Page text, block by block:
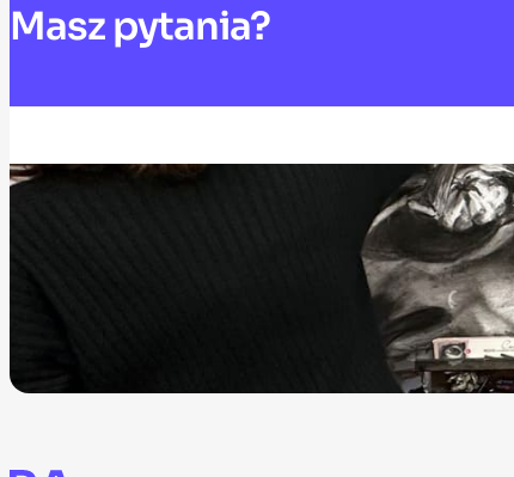
Masz pytania?